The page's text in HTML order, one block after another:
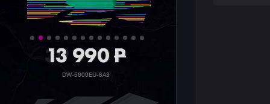
39 990P
GW-B5600BC-1B